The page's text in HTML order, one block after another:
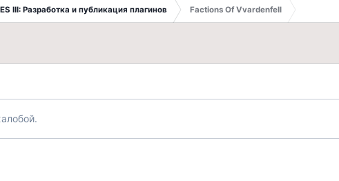
III: Разработка и публикация плагинов
Factions Of Vvardenfell